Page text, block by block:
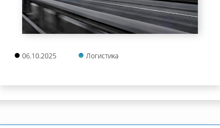
06.10.2025 Логистика